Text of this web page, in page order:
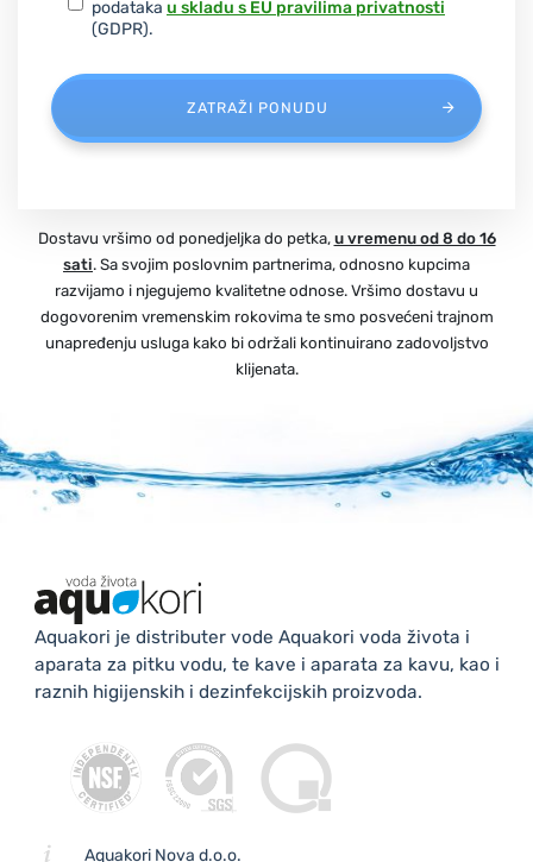
podataka u skladu s EU pravilima privatnosti
(GDPR).
ZATRAŽI PONUDU
Dostavu vršimo od ponedjeljka do petka, u vremenu od 8 do 16
sati. Sa svojim poslovnim partnerima, odnosno kupcima
razvijamo i njegujemo kvalitetne odnose. Vršimo dostavu u
dogovorenim vremenskim rokovima te smo posvećeni trajnom
unapređenju usluga kako bi održali kontinuirano zadovoljstvo
klijenata.
Aquakori je distributer vode Aquakori voda života i
aparata za pitku vodu, te kave i aparata za kavu, kao i
raznih higijenskih i dezinfekcijskih proizvoda.
Aquakori Nova d.o.o.